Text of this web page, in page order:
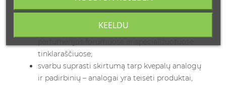
analogo, ieškokite išsamių palyginimų
tinklaraščiuose;
svarbu suprasti skirtumą tarp kvepalų analogų
ir padirbinių – analogai yra teisėti produktai,
KEELDU